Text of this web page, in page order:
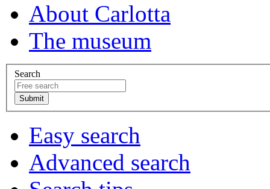
About Carlotta
The museum
Search
Easy search
Advanced search